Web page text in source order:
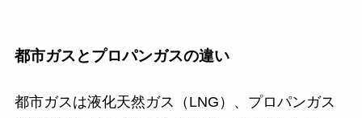
都市ガスとプロパンガスの違い
都市ガスは液化天然ガス（LNG）、プロパンガス